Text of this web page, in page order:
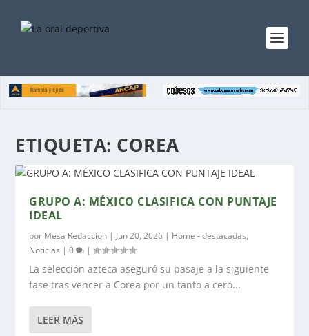
ETIQUETA: COREA
GRUPO A: MÉXICO CLASIFICA CON PUNTAJE
IDEAL
por Mesa Redaccion | Jun 20, 2026 | Home - destacadas,
Noticias |0 |
La selección azteca aseguró su pasaje a la siguiente
fase tras vencer a Corea por un tanto a cero...
LEER MÁS